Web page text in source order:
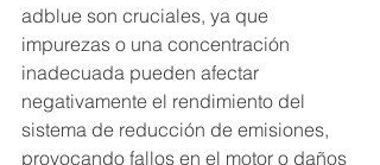
adblue son cruciales, ya que
impurezas o una concentración
inadecuada pueden afectar
negativamente el rendimiento del
sistema de reducción de emisiones,
provocando fallos en el motor o daños